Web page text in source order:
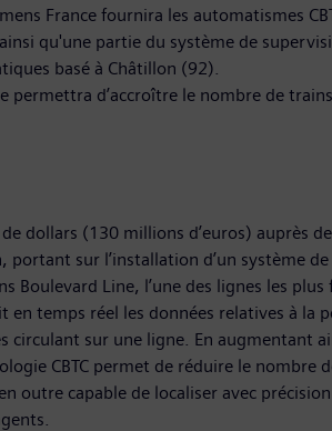
France fournira les automatismes
qu'une partie du système de
basé à Châtillon (92).
permettra d’accroître le nombre de
dollars (130 millions d’euros)
sur l’installation d’un système
Boulevard Line, l’une des lignes les
en temps réel les données relatives à
circulant sur une ligne. En augmentant
CBTC permet de réduire le
outre capable de localiser avec